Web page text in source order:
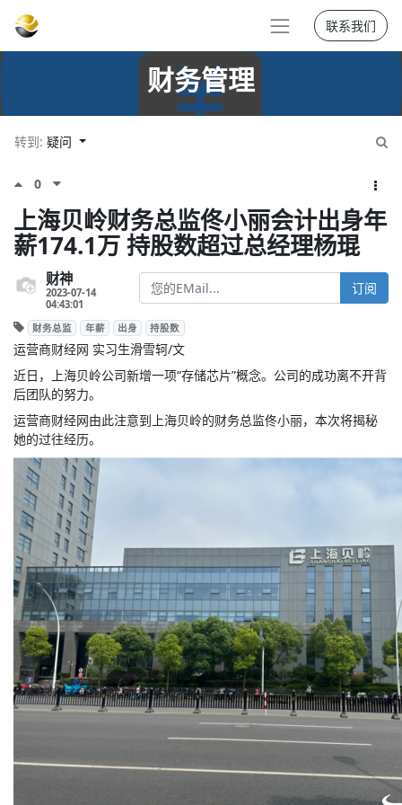
联系我们
财务管理
转到: 疑问
0
上海贝岭财务总监佟小丽会计出身年
薪174.1万 持股数超过总经理杨琨
财神
2023-07-14
04:43:01
订阅
财务总监 年薪 出身 持股数
运营商财经网 实习生滑雪轲/文
近日，上海贝岭公司新增一项“存储芯片”概念。公司的成功离不开背
后团队的努力。
运营商财经网由此注意到上海贝岭的财务总监佟小丽，本次将揭秘
她的过往经历。